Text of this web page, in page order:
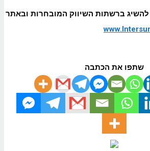
ברשתות השיווק המובחרות ובאתר
שתפו את הכתבה